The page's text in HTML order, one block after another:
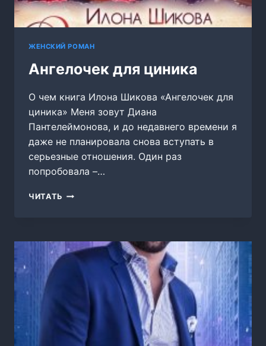
ЖЕНСКИЙ РОМАН
Ангелочек для циника
О чем книга Илона Шикова «Ангелочек для
циника» Меня зовут Диана
Пантелеймонова, и до недавнего времени я
даже не планировала снова вступать в
серьезные отношения. Один раз
попробовала –…
ЧИТАТЬ АНГЕЛОЧЕК